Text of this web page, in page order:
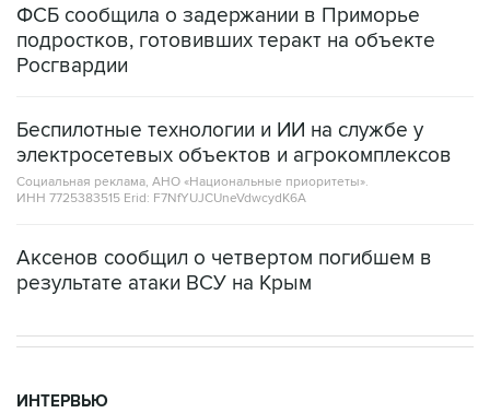
ФСБ сообщила о задержании в Приморье
подростков, готовивших теракт на объекте
Росгвардии
Беспилотные технологии и ИИ на службе у
электросетевых объектов и агрокомплексов
Социальная реклама, АНО «Национальные приоритеты».
ИНН 7725383515 Erid: F7NfYUJCUneVdwcydK6A
Аксенов сообщил о четвертом погибшем в
результате атаки ВСУ на Крым
ИНТЕРВЬЮ